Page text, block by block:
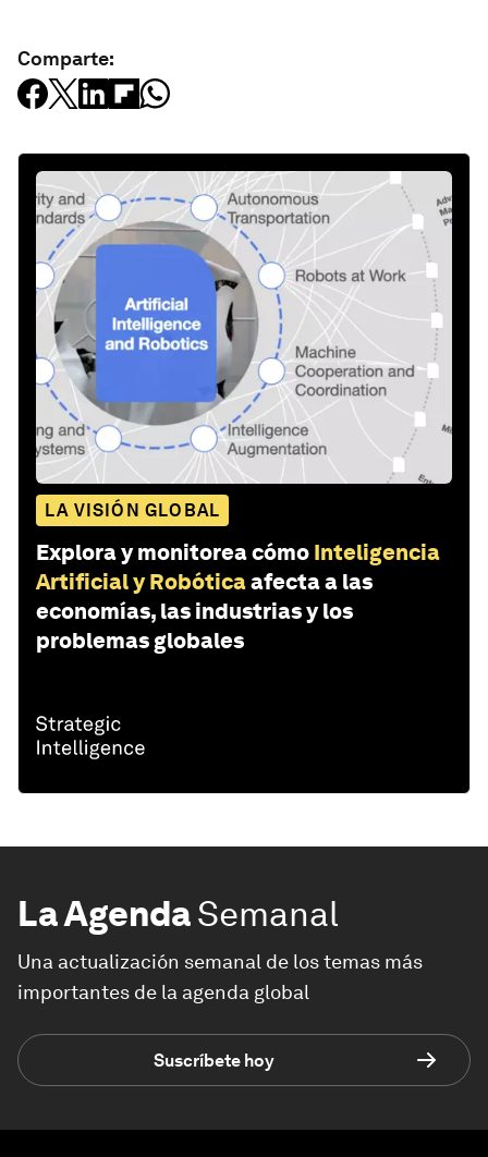
Comparte:
LA VISIÓN GLOBAL
Explora y monitorea cómo Inteligencia
Artificial y Robóticaafecta a las
economías, las industrias y los
problemas globales
La AgendaSemanal
Una actualización semanal de los temas más
importantes de la agenda global
Suscríbete hoy